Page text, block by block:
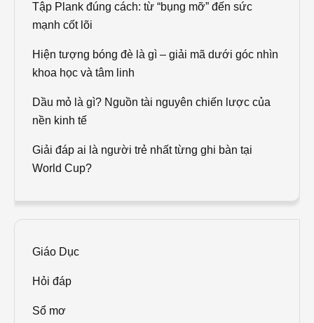
Tập Plank đúng cách: từ “bụng mỡ” đến sức
mạnh cốt lõi
Hiện tượng bóng đè là gì – giải mã dưới góc nhìn
khoa học và tâm linh
Dầu mỏ là gì? Nguồn tài nguyên chiến lược của
nền kinh tế
Giải đáp ai là người trẻ nhất từng ghi bàn tại
World Cup?
Giáo Dục
Hỏi đáp
Sổ mơ